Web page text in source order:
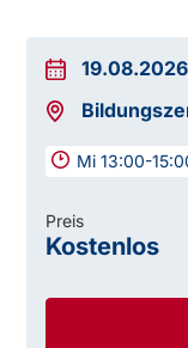
19.08.2026
Mi 13:00-
Preis
Kostenlos